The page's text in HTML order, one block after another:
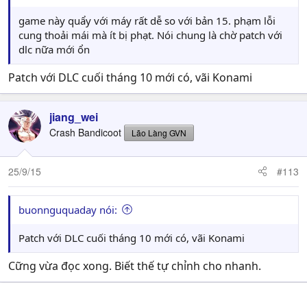
game này quẩy với máy rất dễ so với bản 15. phạm lỗi
cung thoải mái mà ít bị phạt. Nói chung là chờ patch với
dlc nữa mới ổn
Patch với DLC cuối tháng 10 mới có, vãi Konami
jiang_wei
Crash Bandicoot Lão Làng GVN
25/9/15 #113
buonnguquaday nói:
Patch với DLC cuối tháng 10 mới có, vãi Konami
Cững vừa đọc xong. Biết thế tự chỉnh cho nhanh.